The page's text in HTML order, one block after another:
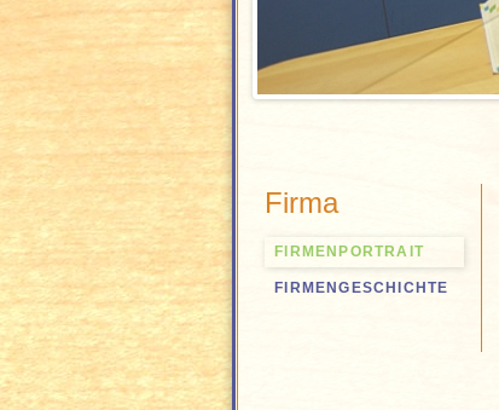
Firma
FIRMENPORTRAIT
FIRMENGESCHICHTE